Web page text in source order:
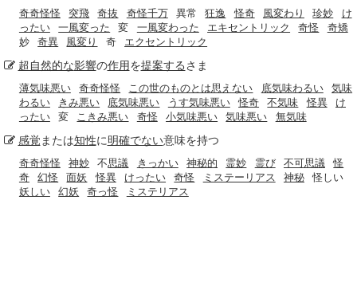
奇奇怪怪 突飛 奇抜 奇怪千万 異常 狂逸 怪奇 風変わり 珍妙
け
ったい
一風変った 変 一風変わった エキセントリック 奇怪
奇矯
妙
奇異 風変り 奇 エクセントリック
超自然的な影響の作用を提案するさま
薄気味悪い 奇奇怪怪 この世のものとは思えない 底気味わるい
気味
わるい
きみ悪い 底気味悪い うす気味悪い 怪奇 不気味 怪異
け
ったい
変 こきみ悪い 奇怪 小気味悪い 気味悪い 無気味
感覚 または知性に明確でない意味を持つ
奇奇怪怪 神妙 不思議 きっかい 神秘的 霊妙 霊び 不可思議
怪
奇
幻怪 面妖 怪異 けったい 奇怪 ミステーリアス 神秘
怪しい
妖しい
幻妖 奇っ怪 ミステリアス